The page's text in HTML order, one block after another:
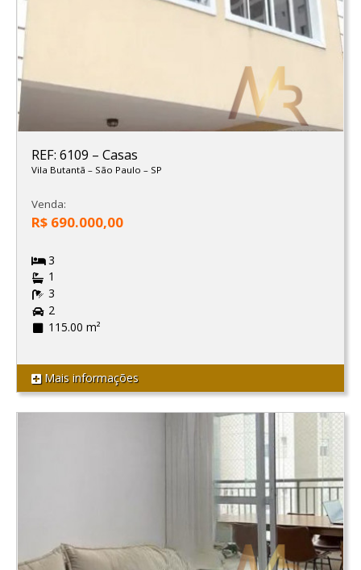
REF: 6109 – Casas
Vila Butantã – São Paulo – SP
Venda:
R$ 690.000,00
3
1
3
2
115.00 m²
Mais informações